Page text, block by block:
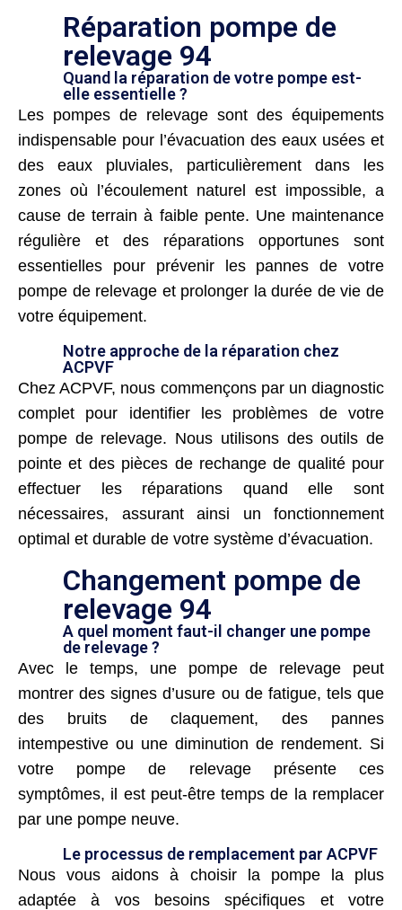
Réparation pompe de
relevage 94
Quand la réparation de votre pompe est-
elle essentielle ?
Les pompes de relevage sont des équipements
indispensable pour l’évacuation des eaux usées et
des eaux pluviales, particulièrement dans les
zones où l’écoulement naturel est impossible, a
cause de terrain à faible pente. Une maintenance
régulière et des réparations opportunes sont
essentielles pour prévenir les pannes de votre
pompe de relevage et prolonger la durée de vie de
votre équipement.
Notre approche de la réparation chez
ACPVF
Chez ACPVF, nous commençons par un diagnostic
complet pour identifier les problèmes de votre
pompe de relevage. Nous utilisons des outils de
pointe et des pièces de rechange de qualité pour
effectuer les réparations quand elle sont
nécessaires, assurant ainsi un fonctionnement
optimal et durable de votre système d’évacuation.
Changement pompe de
relevage 94
A quel moment faut-il changer une pompe
de relevage ?
Avec le temps, une pompe de relevage peut
montrer des signes d’usure ou de fatigue, tels que
des bruits de claquement, des pannes
intempestive ou une diminution de rendement. Si
votre pompe de relevage présente ces
symptômes, il est peut-être temps de la remplacer
par une pompe neuve.
Le processus de remplacement par ACPVF
Nous vous aidons à choisir la pompe la plus
adaptée à vos besoins spécifiques et votre